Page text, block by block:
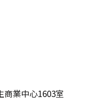
商業中心1603室